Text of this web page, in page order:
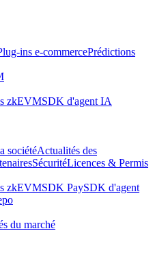
ins e-commercePrédictions
zkEVMSDK d'agent IA
sociétéActualités des
SécuritéLicences & Permis
zkEVMSDK PaySDK d'agent
du marché